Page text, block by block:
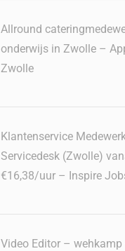
Allround
onderwijs in Zwolle –
Zwolle
Klantenservice
Servicedesk (Zwolle)
€16,38/uur – Inspire
Video Editor –